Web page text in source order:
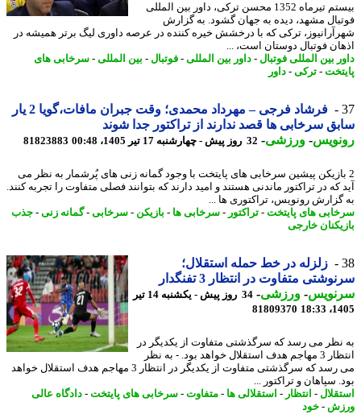
بیستم تیرماه 1352 محسن ترکی، داور بین المللی
مشهد، دیده به جهان گشود. به گزارش
ترکی که با درخشش خیره کننده در عرصه داوری لیگ برتر همیشه در
فوتبال دوستان است، ...
بین المللی فوتبال-داور بین المللی-فوتبال-بین المللی-سرخابی های
-ترکی-داور
فرشاد فرجی – مهرداد محمدی؛ وقت جبران مافات،گویا 2 یار
سرخابی ها قصد ندارند از تراکتور جدا شوند
-ورزشی-32 روز پیش - چهارشنبه 17 تیر 1405، 00:48 81823883
پیشین سرخابی های پایتخت با وجود گمانه زنی های پُرشمار به نظر می
که در تراکتور ماندنی هستند و امید دارند که بتوانند فصلی متفاوت را تجربه کنند.
رونویس، تراکتوری ها ...
های پایتخت-تراکتور -سرخابی ها- بازیکن -سرخابی-گمانه زنی - جذب
خارجی
زلزله در خط حمله استقلال؛
متفاوت در انتظار 3 تفنگدار
-ورزشی-
34 روز پیش - یکشنبه 14 تیر
81809370
می رسد که سرگذشتی متفاوت از یکدیگر در
انتظار 3 مهاجم هدف استقلال خواهد بود. - به نظر
می رسد که سرگذشتی متفاوت از یکدیگر در انتظار 3 مهاجم هدف استقلال خواهد
سپاهان و تراکتور ...
-انتظار-استقلالی ها- متفاوت-سرخابی های پایتخت-دادگاه عالی
-خود